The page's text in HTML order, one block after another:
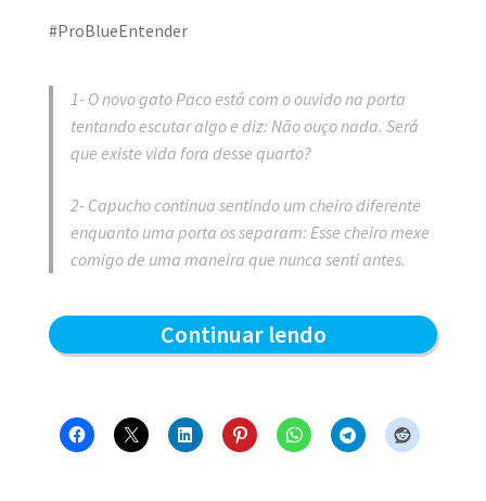
#ProBlueEntender
1- O novo gato Paco está com o ouvido na porta
tentando escutar algo e diz: Não ouço nada. Será
que existe vida fora desse quarto?
2- Capucho continua sentindo um cheiro diferente
enquanto uma porta os separam: Esse cheiro mexe
comigo de uma maneira que nunca senti antes.
Continuar lendoSeparados
porta